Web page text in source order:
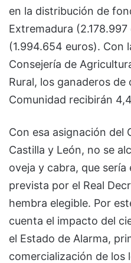
en la distribución de
Extremadura
(1.994.654 euros). Con
Consejería de
Rural, los ganaderos
Comunidad recibirán
Con esa asignación del
Castilla y León, no se
oveja y cabra, que
prevista por el Real
hembra elegible. Por
cuenta el impacto del
el Estado de Alarma,
comercialización de los